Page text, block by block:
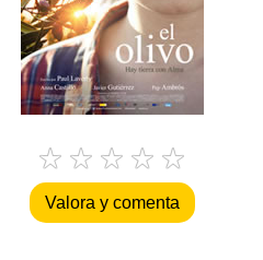
Valora y comenta